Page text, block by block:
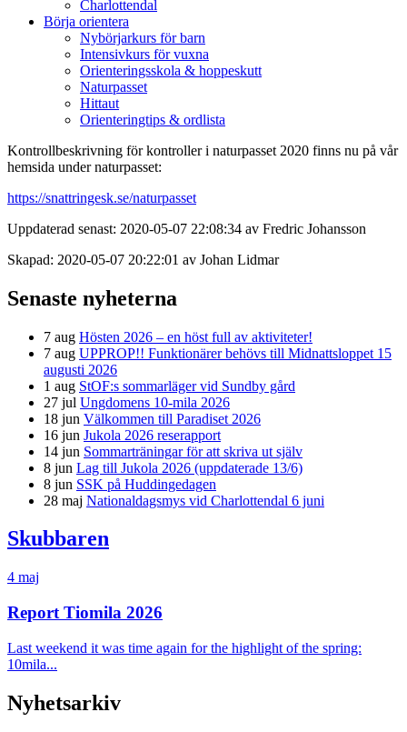
Charlottendal
Börja orientera
Nybörjarkurs för barn
Intensivkurs för vuxna
Orienteringsskola & hoppeskutt
Naturpasset
Hittaut
Orienteringtips & ordlista
Kontrollbeskrivning för kontroller i naturpasset 2020 finns nu på vår
hemsida under naturpasset:
https://snattringesk.se/naturpasset
Uppdaterad senast: 2020-05-07 22:08:34 av Fredric Johansson
Skapad: 2020-05-07 20:22:01 av Johan Lidmar
Senaste nyheterna
7 aug Hösten 2026 – en höst full av aktiviteter!
7 aug UPPROP!! Funktionärer behövs till Midnattsloppet 15
augusti 2026
1 aug StOF:s sommarläger vid Sundby gård
27 jul Ungdomens 10-mila 2026
18 jun Välkommen till Paradiset 2026
16 jun Jukola 2026 reserapport
14 jun Sommarträningar för att skriva ut själv
8 jun Lag till Jukola 2026 (uppdaterade 13/6)
8 jun SSK på Huddingedagen
28 maj Nationaldagsmys vid Charlottendal 6 juni
Skubbaren
4 maj
Report Tiomila 2026
Last weekend it was time again for the highlight of the spring:
10mila...
Nyhetsarkiv